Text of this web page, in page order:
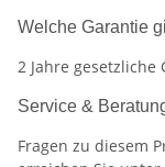
Welche Garantie
2 Jahre gesetzliche
Service &
Fragen zu diesem